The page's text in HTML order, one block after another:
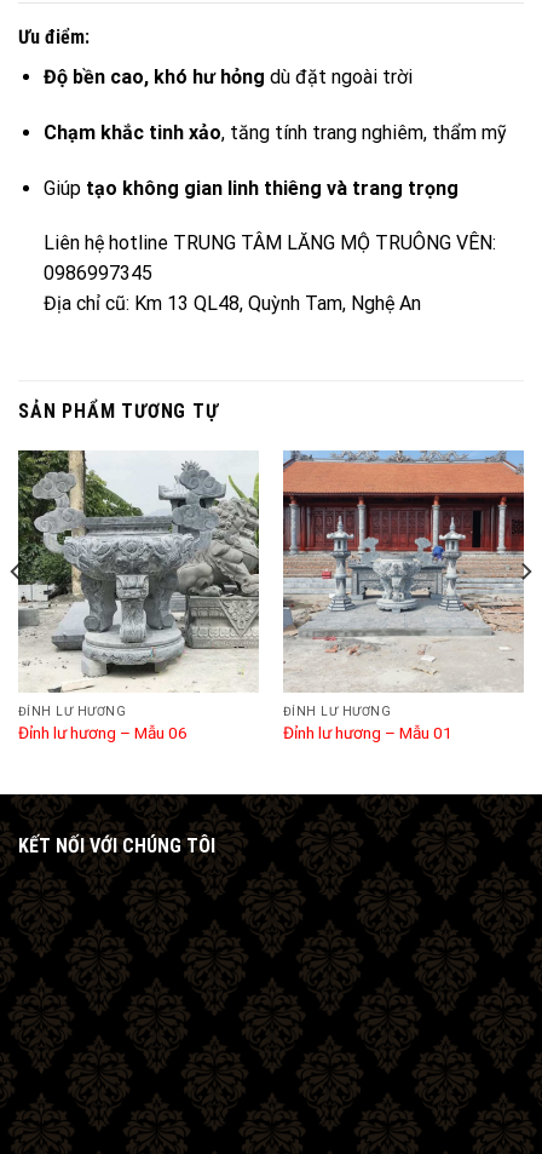
Ưu điểm:
Độ bền cao, khó hư hỏng dù đặt ngoài trời
Chạm khắc tinh xảo, tăng tính trang nghiêm, thẩm mỹ
Giúp tạo không gian linh thiêng và trang trọng
Liên hệ hotline TRUNG TÂM LĂNG MỘ TRUÔNG VÊN:
0986997345
Địa chỉ cũ: Km 13 QL48, Quỳnh Tam, Nghệ An
SẢN PHẨM TƯƠNG TỰ
ĐỈNH LƯ HƯƠNG
Đỉnh lư hương – Mẫu 06
ĐỈNH LƯ HƯƠNG
Đỉnh lư hương – Mẫu 01
KẾT NỐI VỚI CHÚNG TÔI